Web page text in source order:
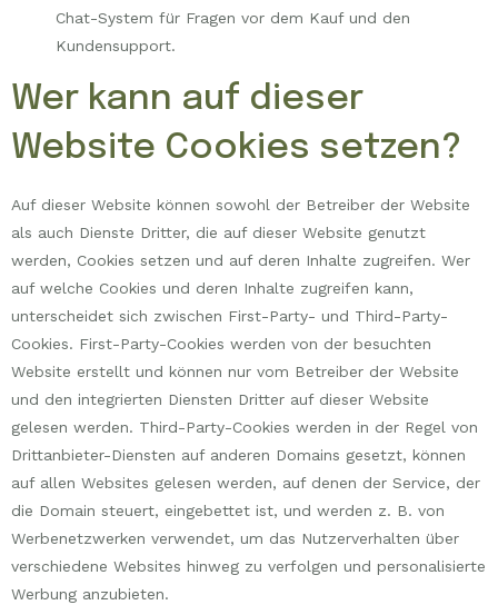
Chat-System für Fragen vor dem Kauf und den
Kundensupport.
Wer kann auf dieser
Website Cookies setzen?
Auf dieser Website können sowohl der Betreiber der Website
als auch Dienste Dritter, die auf dieser Website genutzt
werden, Cookies setzen und auf deren Inhalte zugreifen. Wer
auf welche Cookies und deren Inhalte zugreifen kann,
unterscheidet sich zwischen First-Party- und Third-Party-
Cookies. First-Party-Cookies werden von der besuchten
Website erstellt und können nur vom Betreiber der Website
und den integrierten Diensten Dritter auf dieser Website
gelesen werden. Third-Party-Cookies werden in der Regel von
Drittanbieter-Diensten auf anderen Domains gesetzt, können
auf allen Websites gelesen werden, auf denen der Service, der
die Domain steuert, eingebettet ist, und werden z. B. von
Werbenetzwerken verwendet, um das Nutzerverhalten über
verschiedene Websites hinweg zu verfolgen und personalisierte
Werbung anzubieten.